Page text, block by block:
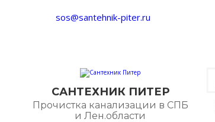
sos@santehnik-piter.ru
САНТЕХНИК ПИТЕР
Прочистка канализации в СПБ
и Лен.области